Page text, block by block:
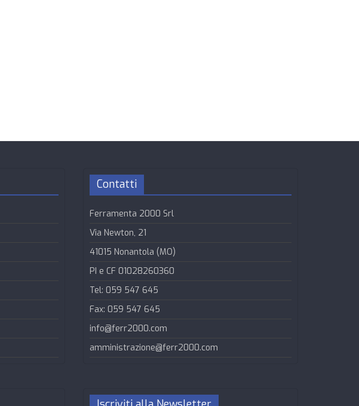
Contatti
Ferramenta 2000 Srl
Via Newton, 21
41015 Nonantola (MO)
PI e CF 01028260360
Tel: 059 547 645
Fax: 059 547 645
info@ferr2000.com
amministrazione@ferr2000.com